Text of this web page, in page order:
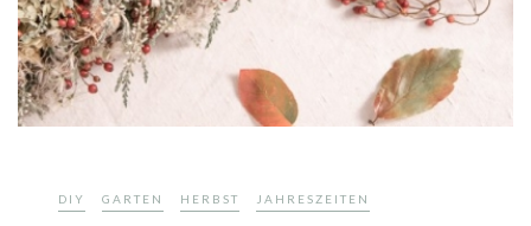
DIY GARTEN HERBST JAHRESZEITEN